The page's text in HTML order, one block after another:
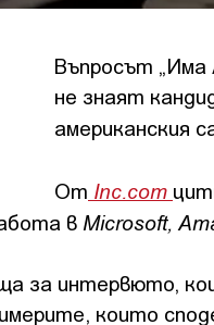
Въпросът „Има
не знаят
американския
От Inc.com
в Microsoft,
за интервюто,
които